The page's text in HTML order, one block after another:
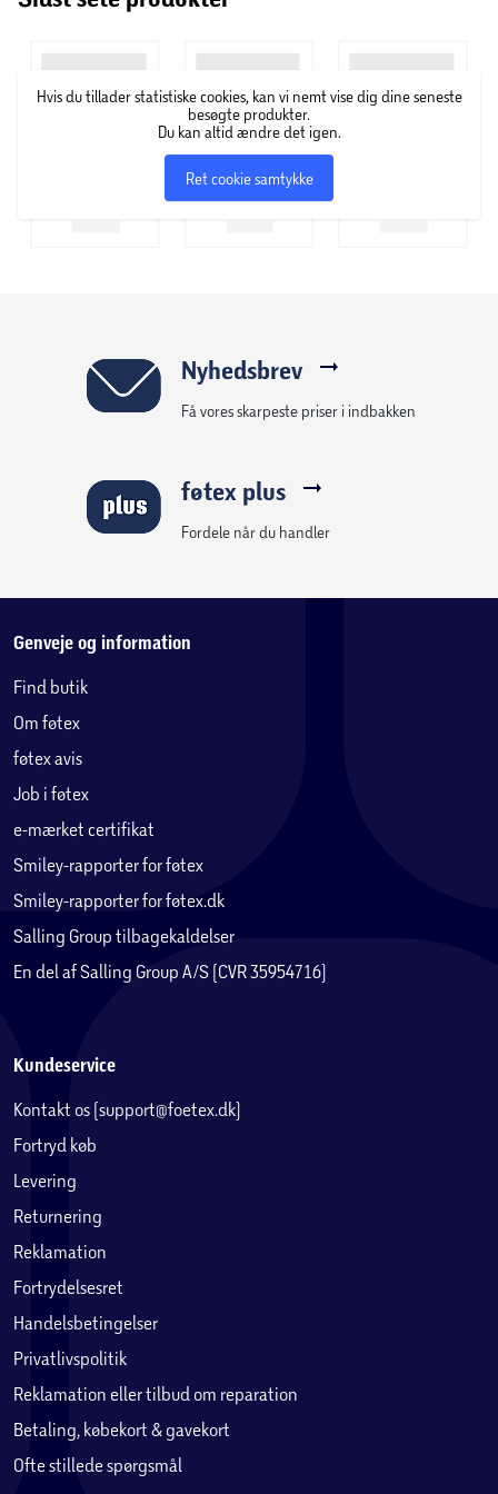
Hvis du tillader statistiske cookies, kan vi nemt vise dig dine seneste
besøgte produkter.
Du kan altid ændre det igen.
Ret cookie samtykke
Nyhedsbrev
Få vores skarpeste priser i indbakken
føtex plus
Fordele når du handler
Genveje og information
Find butik
Om føtex
føtex avis
Job i føtex
e-mærket certifikat
Smiley-rapporter for føtex
Smiley-rapporter for føtex.dk
Salling Group tilbagekaldelser
En del af Salling Group A/S (CVR 35954716)
Kundeservice
Kontakt os (support@foetex.dk)
Fortryd køb
Levering
Returnering
Reklamation
Fortrydelsesret
Handelsbetingelser
Privatlivspolitik
Reklamation eller tilbud om reparation
Betaling, købekort & gavekort
Ofte stillede spørgsmål